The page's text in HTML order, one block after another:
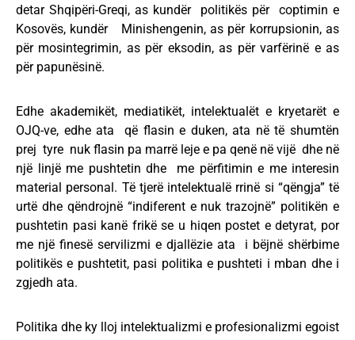
detar Shqipëri-Greqi, as kundër politikës për coptimin e
Kosovës, kundër Minishengenin, as për korrupsionin, as
për mosintegrimin, as për eksodin, as për varfërinë e as
për papunësinë.
Edhe akademikët, mediatikët, intelektualët e kryetarët e
OJQ-ve, edhe ata që flasin e duken, ata në të shumtën
prej tyre nuk flasin pa marrë leje e pa qenë në vijë dhe në
një linjë me pushtetin dhe me përfitimin e me interesin
material personal. Të tjerë intelektualë rrinë si “qëngja” të
urtë dhe qëndrojnë “indiferent e nuk trazojnë” politikën e
pushtetin pasi kanë frikë se u hiqen postet e detyrat, por
me një finesë servilizmi e djallëzie ata i bëjnë shërbime
politikës e pushtetit, pasi politika e pushteti i mban dhe i
zgjedh ata.
Politika dhe ky lloj intelektualizmi e profesionalizmi egoist